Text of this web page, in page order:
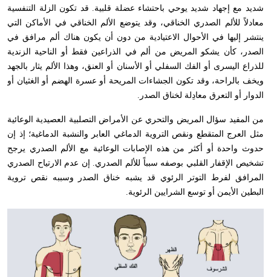
شديد مع إجهاد شديد يوحي باحتشاء عضلة قلبية. قد تكون الزلة التنفسية
معادلاً للألم الصدري الخناقي، وقد يتوضع الألم الخناقي في الأماكن التي
ينتشر إليها في الأحوال الاعتيادية من دون أن يكون هناك ألم مرافق في
الصدر، كأن يشكو المريض من ألم في الذراعين فقط أو الناحية الزندية
للذراع اليسرى أو الفك السفلي أو الأسنان أو العنق، وهذا الألم يثار بالجهد
ويخف بالراحة، وقد تكون الجشاءات المريحة أو عسرة الهضم أو الغثيان أو
الدوار أو التعرق معادِلة لخناق الصدر.
من المفيد سؤال المريض والتحري عن الأمراض التصلبية العصيدية الوعائية
مثل العرج المتقطع ونقص التروية الدماغي العابر والنشبة الدماغية؛ إذ إن
حدوث واحدة أو أكثر من هذه الإصابات الوعائية مع الألم الصدري يرجح
تشخيص الإقفار القلبي بوصفه سبباً للألم الصدري. إن عدم الارتياح الصدري
المرافق لفرط التوتر الرئوي قد يشبه خناق الصدر وسببه نقص تروية
البطين الأيمن أو توسع الشرايين الرئوية.